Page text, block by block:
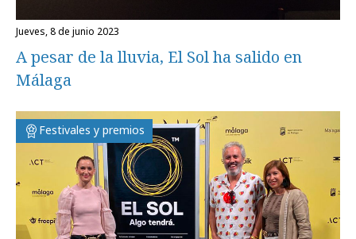
jueves, 8 de junio 2023
A pesar de la lluvia, El Sol ha salido en
Málaga
Festivales y premios